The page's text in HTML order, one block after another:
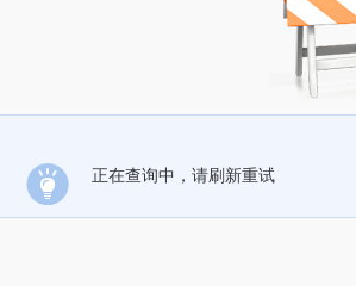
正在查询中，请刷新重试